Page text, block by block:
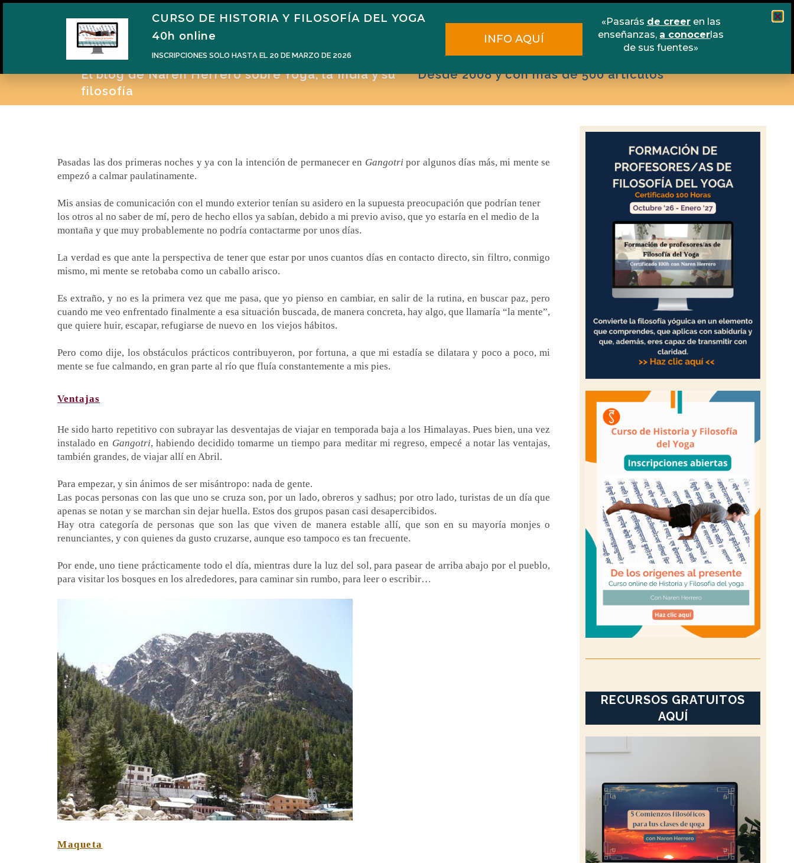
Home Narén Herrero Blog Libros Contacto
El blog de Naren Herrero sobre Yoga, la India y su
filosofía
Desde 2008 y con más de 500 artículos
Pasadas las dos primeras noches y ya con la intención de permanecer en Gangotri por algunos días más, mi mente se
empezó a calmar paulatinamente.
Mis ansias de comunicación con el mundo exterior tenían su asidero en la supuesta preocupación que podrían tener
los otros al no saber de mí, pero de hecho ellos ya sabían, debido a mi previo aviso, que yo estaría en el medio de la
montaña y que muy probablemente no podría contactarme por unos días.
La verdad es que ante la perspectiva de tener que estar por unos cuantos días en contacto directo, sin filtro, conmigo
mismo, mi mente se retobaba como un caballo arisco.
Es extraño, y no es la primera vez que me pasa, que yo pienso en cambiar, en salir de la rutina, en buscar paz, pero
cuando me veo enfrentado finalmente a esa situación buscada, de manera concreta, hay algo, que llamaría “la mente”,
que quiere huir, escapar, refugiarse de nuevo en los viejos hábitos.
Pero como dije, los obstáculos prácticos contribuyeron, por fortuna, a que mi estadía se dilatara y poco a poco, mi
mente se fue calmando, en gran parte al río que fluía constantemente a mis pies.
Ventajas
He sido harto repetitivo con subrayar las desventajas de viajar en temporada baja a los Himalayas. Pues bien, una vez
instalado en Gangotri, habiendo decidido tomarme un tiempo para meditar mi regreso, empecé a notar las ventajas,
también grandes, de viajar allí en Abril.
Para empezar, y sin ánimos de ser misántropo: nada de gente.
Las pocas personas con las que uno se cruza son, por un lado, obreros y sadhus; por otro lado, turistas de un día que
apenas se notan y se marchan sin dejar huella. Estos dos grupos pasan casi desapercibidos.
Hay otra categoría de personas que son las que viven de manera estable allí, que son en su mayoría monjes o
renunciantes, y con quienes da gusto cruzarse, aunque eso tampoco es tan frecuente.
Por ende, uno tiene prácticamente todo el día, mientras dure la luz del sol, para pasear de arriba abajo por el pueblo,
para visitar los bosques en los alrededores, para caminar sin rumbo, para leer o escribir…
Maqueta
RECURSOS GRATUITOS
AQUÍ
CURSO DE HISTORIA Y FILOSOFÍA DEL YOGA
40h online
INSCRIPCIONES SOLO HASTA EL 20 DE MARZO DE 2026
INFO AQUÍ
«Pasarás de creeren las
enseñanzas, a conocerlas
de sus fuentes»